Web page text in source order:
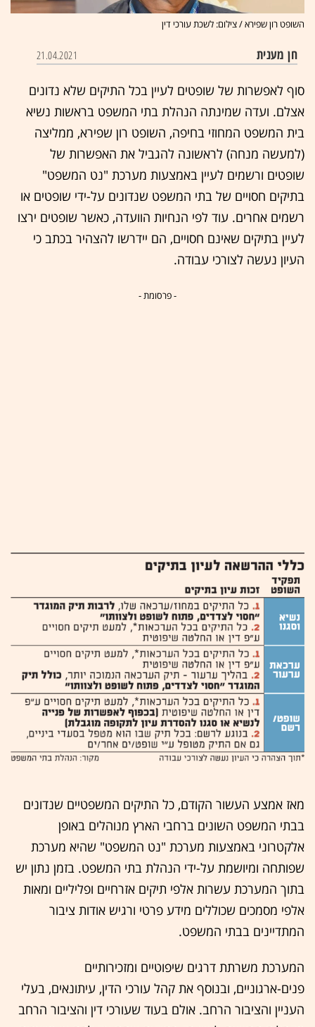
השופט רון שפירא / צילום: לשכת עורכי דין
חן מענית 21.04.2021
סוף לאפשרות של שופטים לעיין בכל התיקים שלא נדונים
אצלם. ועדה שמינתה הנהלת בתי המשפט בראשות נשיא
בית המשפט המחוזי בחיפה, השופט רון שפירא, ממליצה
(למעשה מנחה) לראשונה להגביל את האפשרות של
שופטים ורשמים לעיין באמצעות מערכת "נט המשפט"
בתיקים חסויים של בתי המשפט שנדונים על-ידי שופטים או
רשמים אחרים. עוד לפי הנחיות הוועדה, כאשר שופטים ירצו
לעיין בתיקים שאינם חסויים, הם יידרשו להצהיר בכתב כי
העיון נעשה לצורכי עבודה.
- פרסומת -
מאז אמצע העשור הקודם, כל התיקים המשפטיים שנדונים
בבתי המשפט השונים ברחבי הארץ מנוהלים באופן
אלקטרוני באמצעות מערכת "נט המשפט" שהיא מערכת
שפותחה ומיושמת על-ידי הנהלת בתי המשפט. בזמן נתון יש
בתוך המערכת עשרות אלפי תיקים אזרחיים ופליליים ומאות
אלפי מסמכים שכוללים מידע פרטי ורגיש אודות ציבור
המתדיינים בבתי המשפט.
המערכת משרתת דרגים שיפוטיים ומזכירותיים
פנים-ארגוניים, ובנוסף את קהל עורכי הדין, עיתונאים, בעלי
העניין והציבור הרחב. אולם בעוד שעורכי דין והציבור הרחב